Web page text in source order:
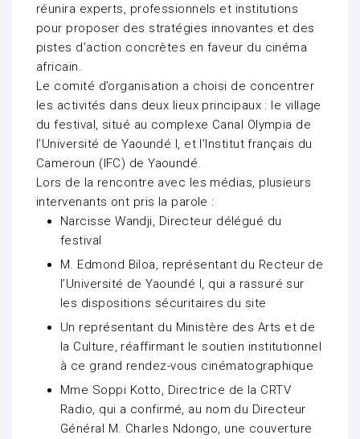
réunira experts, professionnels et institutions
pour proposer des stratégies innovantes et des
pistes d’action concrètes en faveur du cinéma
africain.
Le comité d’organisation a choisi de concentrer
les activités dans deux lieux principaux : le village
du festival, situé au complexe Canal Olympia de
l’Université de Yaoundé I, et l’Institut français du
Cameroun (IFC) de Yaoundé.
Lors de la rencontre avec les médias, plusieurs
intervenants ont pris la parole :
Narcisse Wandji, Directeur délégué du
festival
M. Edmond Biloa, représentant du Recteur de
l’Université de Yaoundé I, qui a rassuré sur
les dispositions sécuritaires du site
Un représentant du Ministère des Arts et de
la Culture, réaffirmant le soutien institutionnel
à ce grand rendez-vous cinématographique
Mme Soppi Kotto, Directrice de la CRTV
Radio, qui a confirmé, au nom du Directeur
Général M. Charles Ndongo, une couverture